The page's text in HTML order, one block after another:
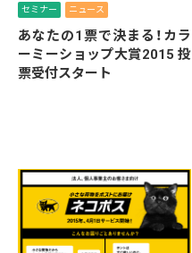
セミナー ニュース
あなたの1票で決まる！カラ
ーミーショップ大賞2015 投
票受付スタート